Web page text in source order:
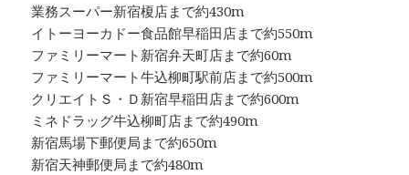
業務スーパー新宿榎店まで約430m
イトーヨーカドー食品館早稲田店まで約550m
ファミリーマート新宿弁天町店まで約60m
ファミリーマート牛込柳町駅前店まで約500m
クリエイトＳ・Ｄ新宿早稲田店まで約600m
ミネドラッグ牛込柳町店まで約490m
新宿馬場下郵便局まで約650m
新宿天神郵便局まで約480m